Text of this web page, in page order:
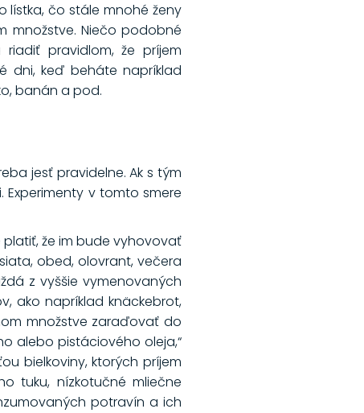
lístka, čo stále mnohé ženy
množstve. Niečo podobné
pravidlom, že príjem
dni, keď beháte napríklad
banán a pod.
jesť pravidelne. Ak s tým
v tomto smere
platiť, že im bude vyhovovať
obed, olovrant, večera
z vyššie vymenovaných
ako napríklad knäckebrot,
množstve zaraďovať do
alebo pistáciového oleja,“
bielkoviny, ktorých príjem
tuku, nízkotučné mliečne
potravín a ich